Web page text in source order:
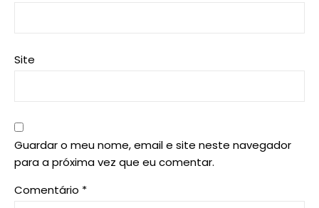
Site
Guardar o meu nome, email e site neste navegador
para a próxima vez que eu comentar.
Comentário *